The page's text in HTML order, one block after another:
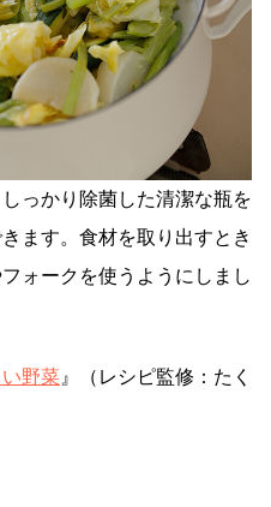
っかり除菌した清潔な瓶を
ます。食材を取り出すとき
ォークを使うようにしまし
野菜 』（レシピ監修：たく